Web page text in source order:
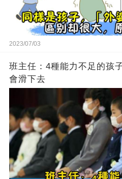
2023/07/03
班主任：4種能力不足的孩
會滑下去